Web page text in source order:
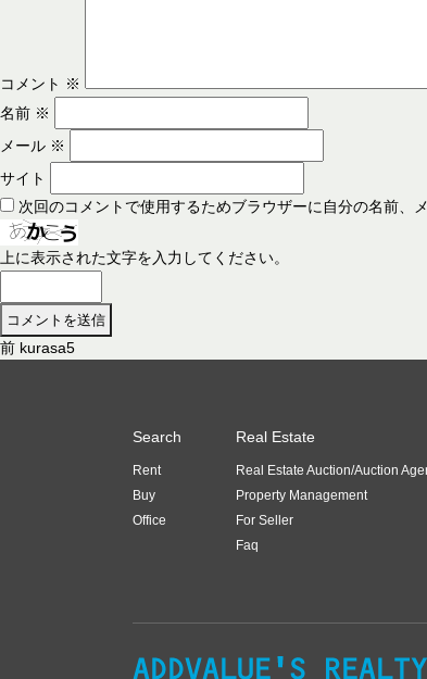
コメント ※
名前 ※
メール ※
サイト
次回のコメントで使用するためブラウザーに自分の名前、
上に表示された文字を入力してください。
投
前 前
kurasa5
Search
Rent
Buy
Office
Real Estate
Real Estate Auction/Auction
Property Management
For Seller
Faq